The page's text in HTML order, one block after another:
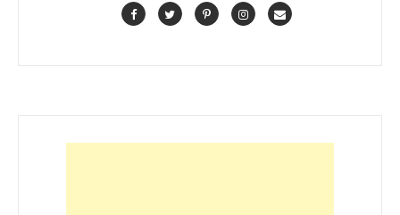
FacebookTwitterPinterestInstagramContact